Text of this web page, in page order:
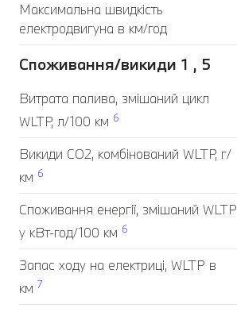
Максимальна швидкість
електродвигуна в км/год
Споживання/викиди 1 , 5
Витрата палива, змішаний цикл
WLTP, л/100 км 6
Викиди CO2, комбінований WLTP, г/
км 6
Споживання енергії, змішаний WLTP
у кВт-год/100 км 6
Запас ходу на електриці, WLTP в
км 7